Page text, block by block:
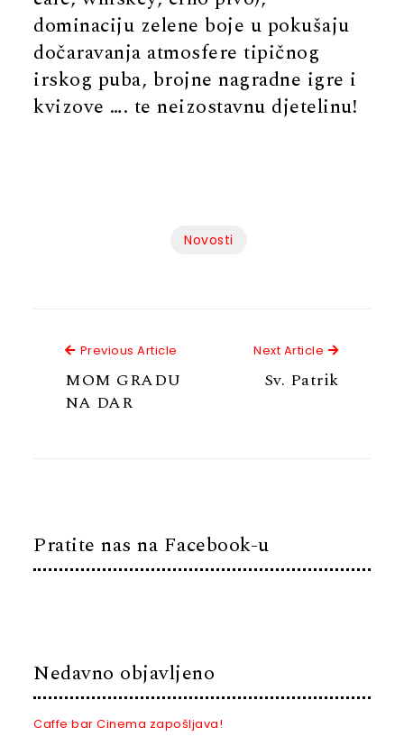
dominaciju zelene boje u pokušaju
dočaravanja atmosfere tipičnog
irskog puba, brojne nagradne igre i
kvizove …. te neizostavnu djetelinu!
Novosti
Previous Article Previous Article
MOM GRADU
NA DAR
Next Article Next
Sv. Patrik
Pratite nas na Facebook-u
Nedavno objavljeno
Caffe bar Cinema zapošljava!